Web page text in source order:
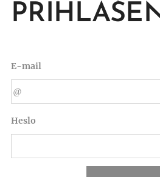
E-mail
Heslo